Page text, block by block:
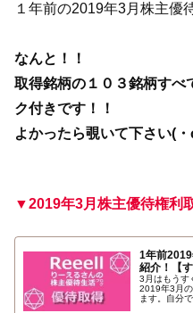
１年前の2019年3月株主優
なんと！！
取得銘柄の１０３銘柄すべ
ク付きです！！
よかったら覗いて下さい(
▼2019年3月株主優待権利
1年前
紹介！【
3月はもうす
2019年3月
ます。自分